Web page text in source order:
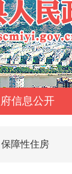
信息公开
保障性住房